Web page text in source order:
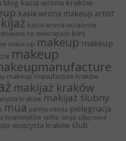
blog kasia wrona kraków
kasia wrona makeup artist
kasia wrona wizażysta
na zwierzętach kurs
make-up makeup makeup
makeup
makeup manufacture kraków
makijaż kraków
kraków makijaż ślubny
mua panna młoda pielęgnacja
kosmetyków selfie sesja zdjęciowa
wizażysta kraków ślub